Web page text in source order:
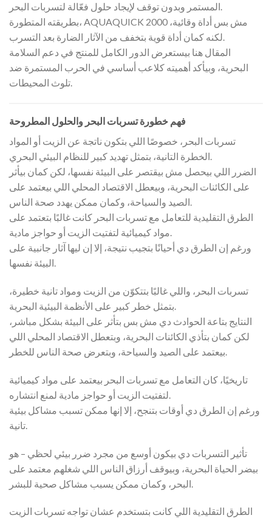
المستمر وبدون توقف لإيجاد حلول فعّالة لتسربات البحر.
بطريقته المتطورة، AQUAQUICK 2000 مش بس أداة وقائية،
لكنه كمان أداة قوية بتخفف من الآثار الضارة بعد التسرب.
المقال هنا بيستعرض الدور الكامل للمنتج في دعم السلامة
البحرية، وبيأكد أهميته كلاعب أساسي في الحرب المستمرة ضد
تلوث المحيطات.
فهم خطورة تسربات البحر والحلول المطروحة
تسربات البحر، خصوصًا اللي بتكون ناتجة عن الزيت أو المواد
الخطرة التانية، بتمثل تهديد كبير للنظام البيئي البحري.
الضرر اللي بيحصل مش بيقتصر على البيئة نفسها، لكن كمان بيأثر
على الكائنات البحرية، وبيعطل الاقتصاد المحلي اللي بيعتمد على
الصيد والسياحة، وكمان ممكن يهدد صحة الناس.
الطرق التقليدية للتعامل مع تسربات البحر كانت غالبًا بتعتمد على
مواد كيميائية لتفتيت الزيت أو حواجز مادية.
ورغم إن الطرق دي أحيانًا بتجيب نتيجة، إلا إن ليها آثار جانبية على
البيئة نفسها.
تسربات البحر، واللي غالبًا بتتكوّن من الزيت ومواد تانية خطيرة،
بتمثل خطر كبير على الأنظمة البيئية البحرية.
النتايج بتاعة الحوادث دي مش بس بتأثر على البيئة بشكل مباشر،
لكن كمان بتأذي الكائنات البحرية، وبتعطل الاقتصاد المحلي اللي
بيعتمد على الصيد والسياحة، وبتعرض صحة الناس للخطر.
تاريخيًا، كان التعامل مع تسربات البحر بيعتمد على مواد كيميائية
ورغم إن الطرق دي أوقات بتنجح، إلا إنها ممكن تسبب مشاكل بيئية
تأثير التسربات دي بيكون أوسع من مجرد ضرر بيئي لحظي – هو
بيضر الحياة البحرية، وبيوقف أرزاق الناس اللي شغلهم معتمد على
الطرق التقليدية اللي كانت بتستخدم عشان تواجه تسربات الزيت